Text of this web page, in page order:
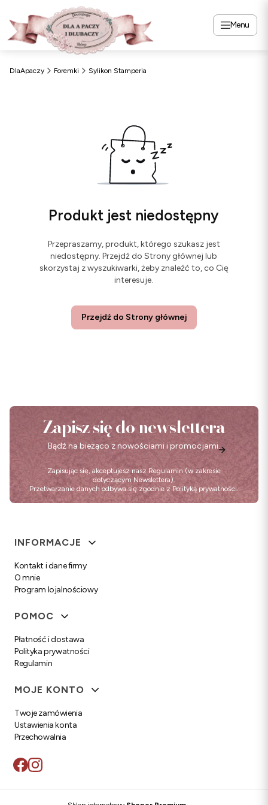
Menu
DlaApaczy Foremki Sylikon Stamperia
Produkt jest niedostępny
Przepraszamy, produkt, którego szukasz jest
niedostępny. Przejdź do Strony głównej lub
skorzystaj z wyszukiwarki, żeby znaleźć to, co Cię
interesuje.
Przejdź do Strony głównej
Zapisz się do newslettera
Bądź na bieżąco z nowościami i promocjami.
Zapisując się, akceptujesz nasz Regulamin (w zakresie
dotyczącym Newslettera).
Przetwarzanie danych odbywa się zgodnie z Polityką prywatności.
Linki w stopce
INFORMACJE
Kontakt i dane firmy
O mnie
Program lojalnościowy
POMOC
Płatność i dostawa
Polityka prywatności
Regulamin
MOJE KONTO
Twoje zamówienia
Ustawienia konta
Przechowalnia